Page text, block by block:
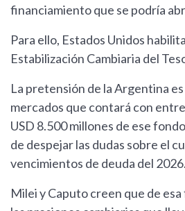
financiamiento que se podría
Para ello, Estados Unidos
Estabilización Cambiaria del
La pretensión de la Argentina
mercados que contará con
USD 8.500 millones de ese
de despejar las dudas sobre el
vencimientos de deuda del 2026.
Milei y Caputo creen que de